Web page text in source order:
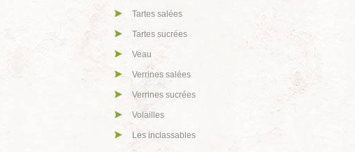
Tartes salées
Tartes sucrées
Veau
Verrines salées
Verrines sucrées
Volailles
Les inclassables